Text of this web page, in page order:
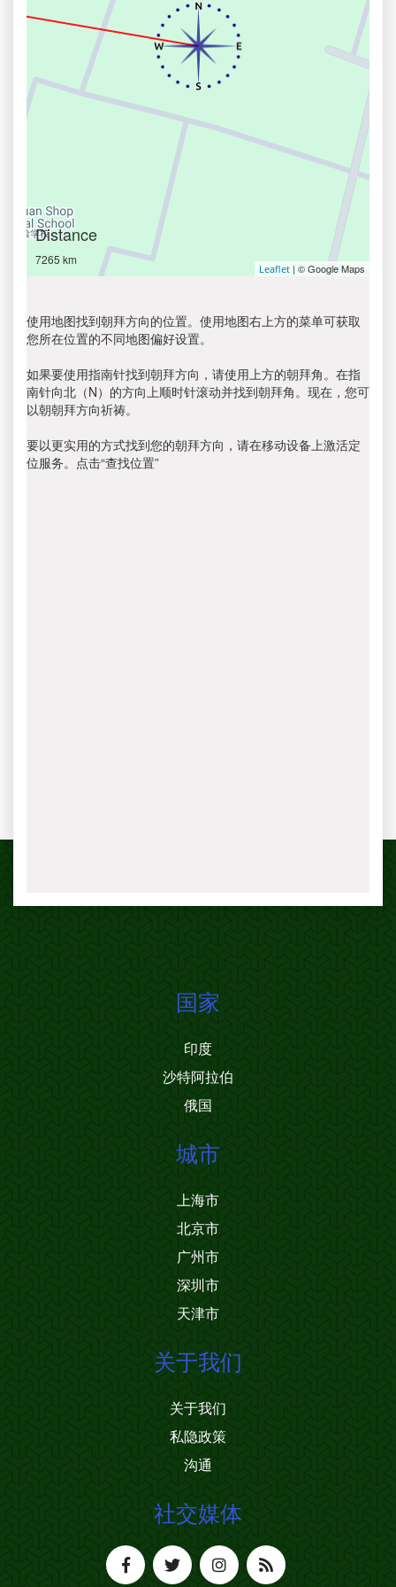
Distance
7265 km
Leaflet | © Google Maps
使用地图找到朝拜方向的位置。使用地图右上方的菜单可获取
您所在位置的不同地图偏好设置。
如果要使用指南针找到朝拜方向，请使用上方的朝拜角。在指
南针向北（N）的方向上顺时针滚动并找到朝拜角。现在，您可
以朝朝拜方向祈祷。
要以更实用的方式找到您的朝拜方向，请在移动设备上激活定
位服务。点击“查找位置”
国家
印度
沙特阿拉伯
俄国
城市
上海市
北京市
广州市
深圳市
天津市
关于我们
关于我们
私隐政策
沟通
社交媒体